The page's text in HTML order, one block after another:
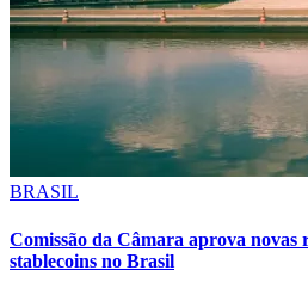
BRASIL
Comissão da Câmara aprova novas
stablecoins no Brasil